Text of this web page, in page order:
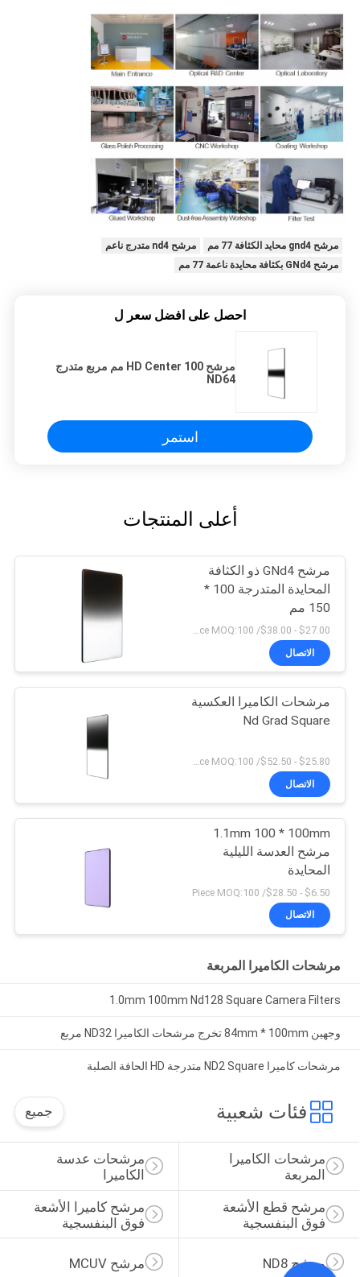
مرشح gnd4 محايد الكثافة 77 مم
مرشح nd4 متدرج ناعم
مرشح GNd4 بكثافة محايدة ناعمة 77 مم
احصل على افضل سعر ل
مرشح HD Center 100 مم مربع متدرج
ND64
استمر
أعلى المنتجات
مرشح GNd4 ذو الكثافة
المحايدة المتدرجة 100 *
150 مم
الاتصال
مرشحات الكاميرا العكسية
Nd Grad Square
الاتصال
1.1mm 100 * 100mm
مرشح العدسة الليلية
المحايدة
$6.50 - $28.50/ Piece MOQ:100
الاتصال
مرشحات الكاميرا المربعة
1.0mm 100mm Nd128 Square Camera Filters
وجهين 84mm * 100mm تخرج مرشحات الكاميرا ND32 مربع
مرشحات كاميرا ND2 Square متدرجة HD الحافة الصلبة
فئات شعبية جميع
مرشحات عدسة
الكاميرا
مرشحات الكاميرا
المربعة
مرشح كاميرا الأشعة
فوق البنفسجية
مرشح قطع الأشعة
فوق البنفسجية
مرشح MCUV مرشح ND8